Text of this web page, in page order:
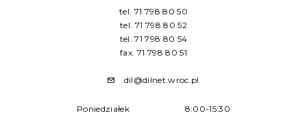
tel. 71 798 80 50
tel. 71 798 80 52
tel. 71 798 80 54
fax. 71 798 80 51
dil@dilnet.wroc.pl
Poniedziałek
8:00-15:30